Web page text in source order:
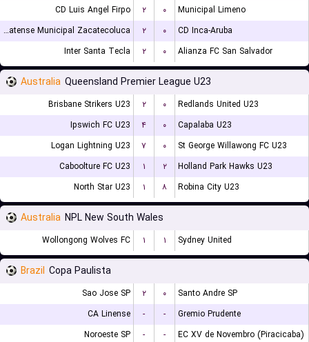
CD Luis Angel Firpo ۲ ۰
Municipal Limeno
CD Platense Municipal Zacatecoluca
۲ ۰
CD Inca-Aruba
Inter Santa Tecla
۲ ۰ Alianza FC San Salvador
Australia Queensland Premier League U23
Brisbane Strikers U23 ۲ ۰
Redlands United U23
Ipswich FC U23
۴ ۰
Capalaba U23
Logan Lightning U23
۷ ۰
St George Willawong FC U23
Caboolture FC U23
۱ ۲
Holland Park Hawks U23
North Star U23
۱ ۸ Robina City U23
Australia NPL New South Wales
Wollongong Wolves FC ۱ ۱ Sydney United
Brazil Copa Paulista
Sao Jose SP ۲ ۰
Santo Andre SP
CA Linense
- -
Gremio Prudente
Noroeste SP
- -
EC XV de Novembro (Piracicaba)